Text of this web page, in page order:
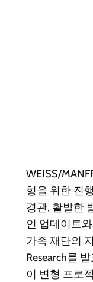
WEISS/
형을 위한 진
경관, 활발한
인 업데이트
가족 재단의
Research를
이 변형 프로